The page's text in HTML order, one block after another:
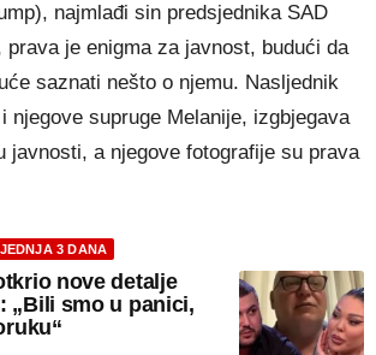
najmlađi sin predsjednika SAD
prava je enigma za javnost, budući da
saznati nešto o njemu. Nasljednik
njegove supruge Melanije, izgbjegava
javnosti, a njegove fotografije su prava
3 DANA
nove detalje
„Bili smo u panici,